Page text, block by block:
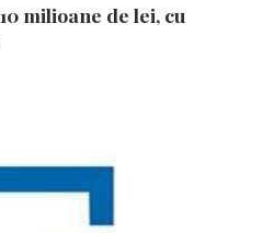
milioane de lei, cu